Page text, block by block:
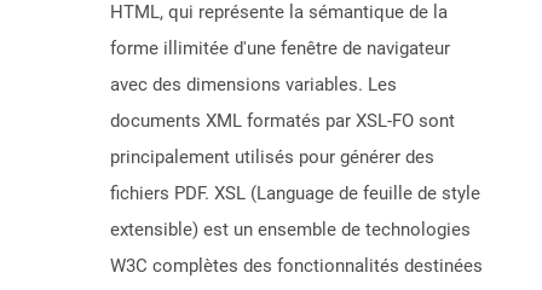
HTML, qui représente la sémantique de la
forme illimitée d'une fenêtre de navigateur
avec des dimensions variables. Les
documents XML formatés par XSL-FO sont
principalement utilisés pour générer des
fichiers PDF. XSL (Language de feuille de style
extensible) est un ensemble de technologies
W3C complètes des fonctionnalités destinées